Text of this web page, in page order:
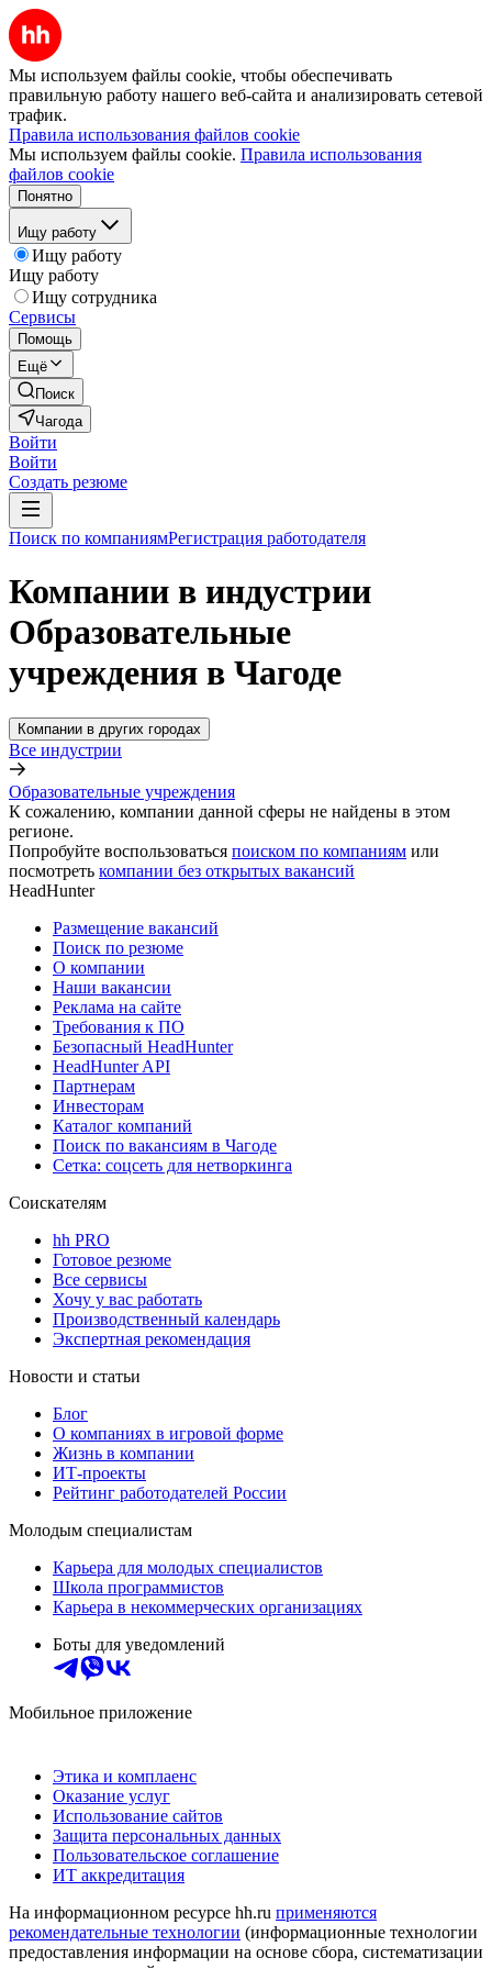
Мы используем файлы cookie, чтобы обеспечивать
правильную работу нашего веб-сайта и анализировать сетевой
трафик.
Правила использования файлов cookie
Мы используем файлы cookie. Правила использования
файлов cookie
Понятно
Ищу работу
Ищу работу
Ищу работу
Ищу сотрудника
Сервисы
Помощь
Ещё
Поиск
Чагода
Войти
Войти
Создать резюме
Поиск по компаниямРегистрация работодателя
Компании в индустрии
Образовательные
учреждения в Чагоде
Компании в других городах
Все индустрии
Образовательные учреждения
К сожалению, компании данной сферы не найдены в этом
регионе.
Попробуйте воспользоваться поиском по компаниям или
посмотреть компании без открытых вакансий
HeadHunter
Размещение вакансий
Поиск по резюме
О компании
Наши вакансии
Реклама на сайте
Требования к ПО
Безопасный HeadHunter
HeadHunter API
Партнерам
Инвесторам
Каталог компаний
Поиск по вакансиям в Чагоде
Сетка: соцсеть для нетворкинга
Соискателям
hh PRO
Готовое резюме
Все сервисы
Хочу у вас работать
Производственный календарь
Экспертная рекомендация
Новости и статьи
Блог
О компаниях в игровой форме
Жизнь в компании
ИТ-проекты
Рейтинг работодателей России
Молодым специалистам
Карьера для молодых специалистов
Школа программистов
Карьера в некоммерческих организациях
Боты для уведомлений
Мобильное приложение
Этика и комплаенс
Оказание услуг
Использование сайтов
Защита персональных данных
Пользовательское соглашение
ИТ аккредитация
На информационном ресурсе hh.ru применяются
рекомендательные технологии (информационные технологии
предоставления информации на основе сбора, систематизации